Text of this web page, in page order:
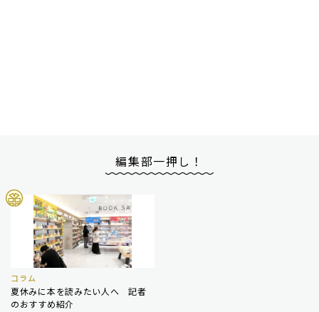
編集部一押し！
コラム
夏休みに本を読みたい人へ 記者
のおすすめ紹介